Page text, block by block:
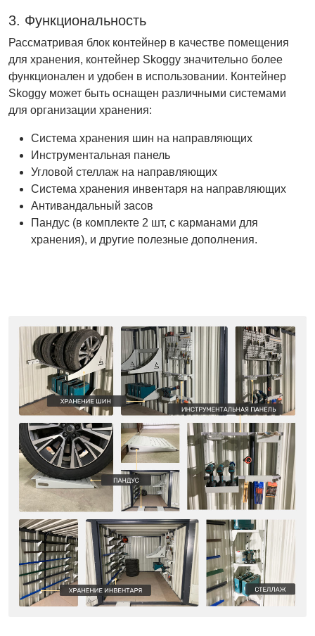
3. Функциональность
Рассматривая блок контейнер в качестве помещения
для хранения, контейнер Skoggy значительно более
функционален и удобен в использовании. Контейнер
Skoggy может быть оснащен различными системами
для организации хранения:
Система хранения шин на направляющих
Инструментальная панель
Угловой стеллаж на направляющих
Система хранения инвентаря на направляющих
Антивандальный засов
Пандус (в комплекте 2 шт, с карманами для
хранения), и другие полезные дополнения.